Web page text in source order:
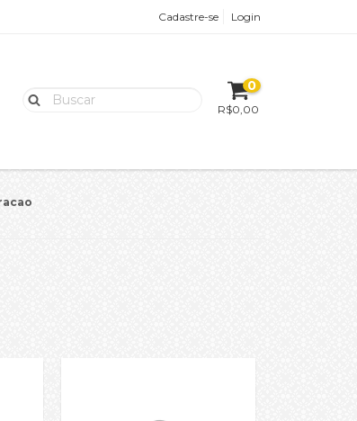
Cadastre-se Login
0
R$0,00